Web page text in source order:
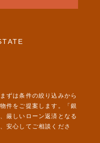
任意売却
売却・査定
ずは条件の絞り込みから
件をご提案します。「銀
厳しいローン返済となる
安心してご相談くださ